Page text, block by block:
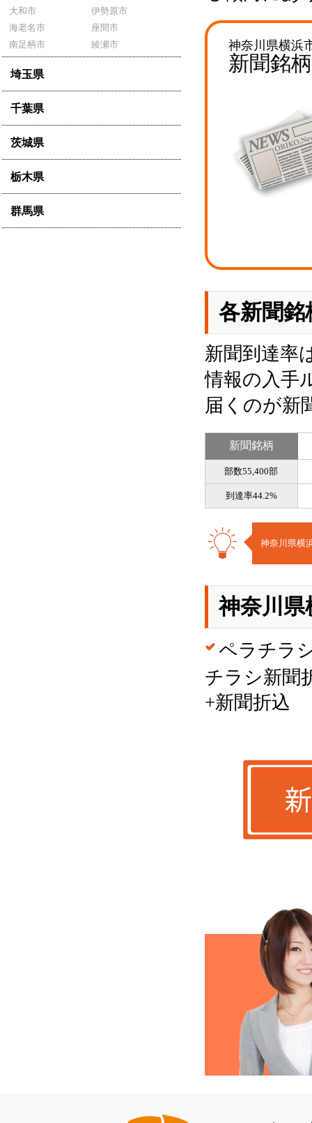
大和市
伊勢原市
海老名市
座間市
南足柄市
綾瀬市
埼玉県
千葉県
茨城県
栃木県
群馬県
神奈川県横浜
新聞銘
各新聞銘
新聞到達率
情報の入手
届くのが新
新聞銘柄
部数55,400部
到達率44.2%
神奈川県横
神奈川県
ペラチラ
チラシ新聞
+新聞折込